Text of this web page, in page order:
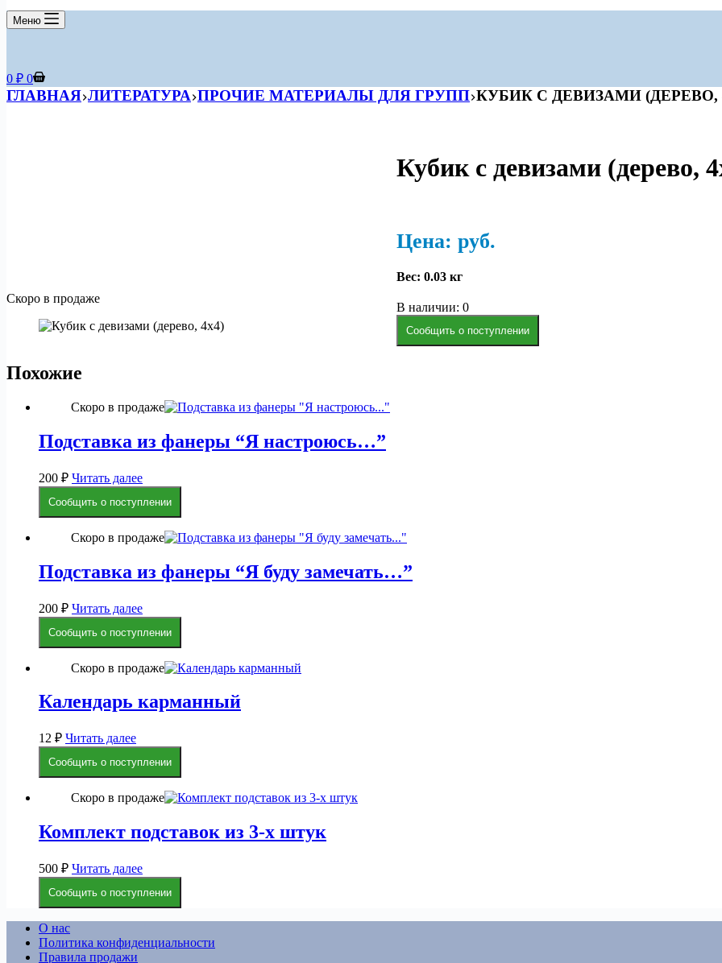
Меню
Корзина
0 ₽ 0
ГЛАВНАЯ ЛИТЕРАТУРА ПРОЧИЕ МАТЕРИАЛЫ ДЛЯ ГРУПП КУБИК С ДЕВИЗАМИ (ДЕРЕВО,
Скоро в продаже
Кубик с девизами (дерево,
Цена:руб.
Вес:0.03 кг
В наличии: 0
Сообщить о поступлении
Похожие
Скоро в продаже
Подставка из фанеры “Я настроюсь…”
200 ₽ Читать далее
Сообщить о поступлении
Скоро в продаже
Подставка из фанеры “Я буду замечать…”
200 ₽ Читать далее
Сообщить о поступлении
Скоро в продаже
Календарь карманный
12 ₽ Читать далее
Сообщить о поступлении
Скоро в продаже
Комплект подставок из 3-х штук
500 ₽ Читать далее
Сообщить о поступлении
О нас
Политика конфиденциальности
Правила продажи